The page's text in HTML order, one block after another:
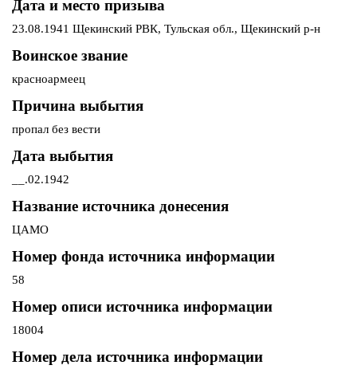
Дата и место призыва
23.08.1941 Щекинский РВК, Тульская обл., Щекинский р-н
Воинское звание
красноармеец
Причина выбытия
пропал без вести
Дата выбытия
__.02.1942
Название источника донесения
ЦАМО
Номер фонда источника информации
58
Номер описи источника информации
18004
Номер дела источника информации